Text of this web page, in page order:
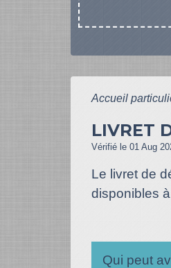
Accueil
LIVRET
Vérifié le 01 Aug
Le livret de
disponibles
Qui peut